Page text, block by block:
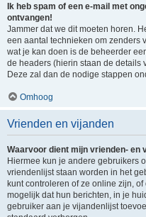
Ik heb spam of een e-mail met
ontvangen!
Jammer dat we dit moeten horen.
een aantal technieken om zenders
wat je kan doen is de beheerder
de headers (hierin staan de details
Deze zal dan de nodige stappen
Omhoog
Vrienden en vijanden
Waarvoor dient mijn vrienden- en
Hiermee kun je andere gebruikers
vriendenlijst staan worden in het
kunt controleren of ze online zijn,
mogelijk dat hun berichten, in je
gebruiker aan je vijandenlijst